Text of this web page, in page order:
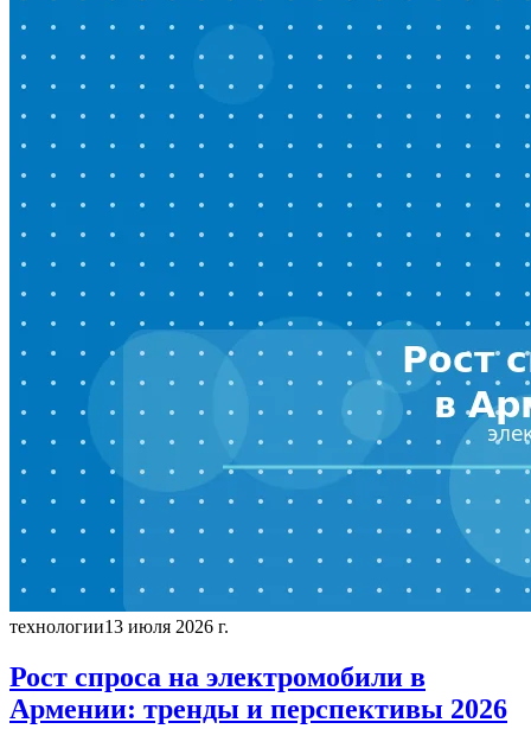
технологии13 июля 2026 г.
Рост спроса на электромобили в
Армении: тренды и перспективы 2026